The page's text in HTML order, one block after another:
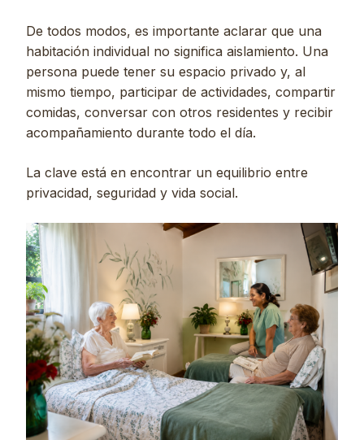
De todos modos, es importante aclarar que una
habitación individual no significa aislamiento. Una
persona puede tener su espacio privado y, al
mismo tiempo, participar de actividades, compartir
comidas, conversar con otros residentes y recibir
acompañamiento durante todo el día.
La clave está en encontrar un equilibrio entre
privacidad, seguridad y vida social.